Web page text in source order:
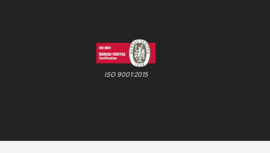
ISO 9001:2015